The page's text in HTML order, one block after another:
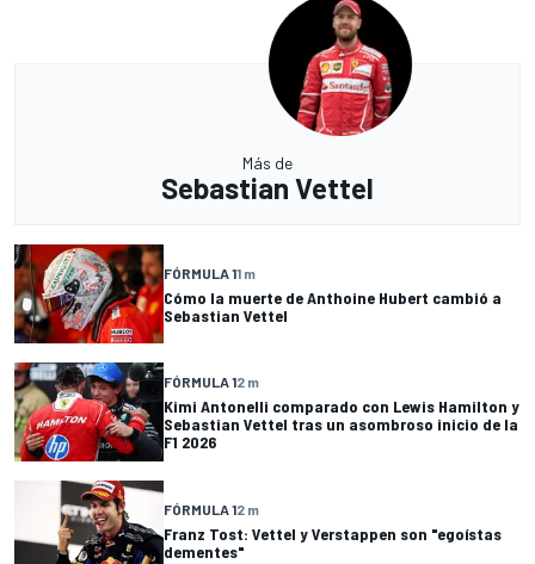
Más de
Sebastian Vettel
FÓRMULA 11 m
Cómo la muerte de Anthoine Hubert cambió a
Sebastian Vettel
FÓRMULA 12 m
Kimi Antonelli comparado con Lewis Hamilton y
Sebastian Vettel tras un asombroso inicio de la
F1 2026
FÓRMULA 12 m
Franz Tost: Vettel y Verstappen son "egoístas
dementes"